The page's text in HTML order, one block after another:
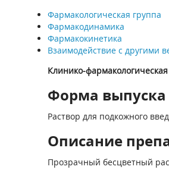
Фармакологическая группа
Фармакодинамика
Фармакокинетика
Взаимодействие с другими
Клинико-
Форма выпуска
Раствор для подкожного
Описание
Прозрачный бесцветный